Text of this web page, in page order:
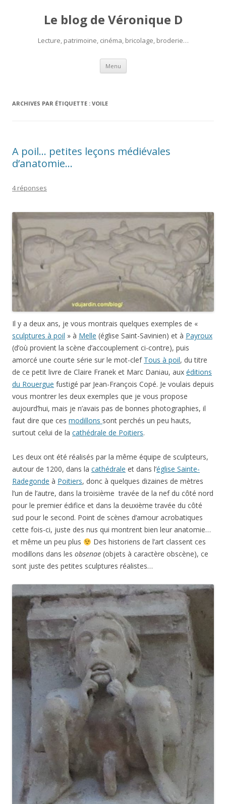
Le blog de Véronique D
Lecture, patrimoine, cinéma, bricolage, broderie…
Menu Aller
contenu
ARCHIVES PAR ÉTIQUETTE : VOILE
A poil… petites leçons médiévales
d’anatomie…
4 réponses
Il y a deux ans, je vous montrais quelques exemples de «
sculptures à poil » à Melle (église Saint-Savinien) et à Payroux
(d’où provient la scène d’accouplement ci-contre), puis
amorcé une courte série sur le mot-clef Tous à poil, du titre
de ce petit livre de Claire Franek et Marc Daniau, aux éditions
du Rouergue fustigé par Jean-François Copé. Je voulais depuis
vous montrer les deux exemples que je vous propose
aujourd’hui, mais je n’avais pas de bonnes photographies, il
faut dire que ces modillons sont perchés un peu hauts,
surtout celui de la cathédrale de Poitiers.
Les deux ont été réalisés par la même équipe de sculpteurs,
autour de 1200, dans la cathédrale et dans l’église Sainte-
Radegonde à Poitiers, donc à quelques dizaines de mètres
l’un de l’autre, dans la troisième travée de la nef du côté nord
pour le premier édifice et dans la deuxième travée du côté
sud pour le second. Point de scènes d’amour acrobatiques
cette fois-ci, juste des nus qui montrent bien leur anatomie…
et même un peu plus
Des historiens de l’art classent ces
modillons dans les obsenae (objets à caractère obscène), ce
sont juste des petites sculptures réalistes…